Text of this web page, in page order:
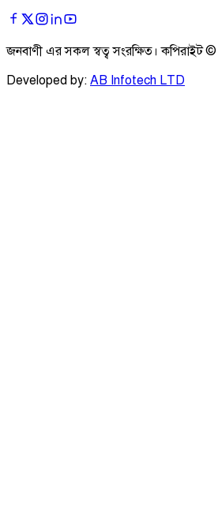
জনবাণী এর সকল স্বত্ব সংরক্ষিত। কপিরাইট ©
Developed by: AB Infotech LTD